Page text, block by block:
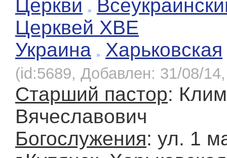
Церкви
Церквей ХВЕ
Украина
Харьковская
(id:5689, Добавлен: 31/08/
Старший пастор:
Вячеславович
Богослужения: ул. 1